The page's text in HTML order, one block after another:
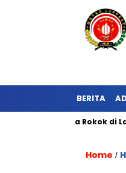
BERITA
Tanpa Rokok di Langkat:
Home /